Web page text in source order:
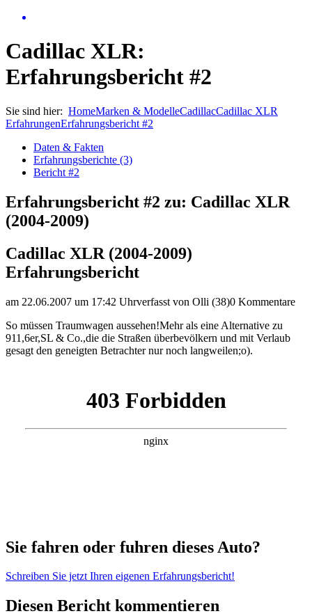
Cadillac XLR:
Erfahrungsbericht #2
Sie sind hier: HomeMarken & ModelleCadillacCadillac XLR
ErfahrungenErfahrungsbericht #2
Daten & Fakten
Erfahrungsberichte (3)
Bericht #2
Erfahrungsbericht #2 zu: Cadillac XLR
(2004-2009)
Cadillac XLR (2004-2009)
Erfahrungsbericht
am 22.06.2007 um 17:42 Uhrverfasst von Olli (38)0 Kommentare
So müssen Traumwagen aussehen!Mehr als eine Alternative zu
911,6er,SL & Co.,die die Straßen überbevölkern und mit Verlaub
gesagt den geneigten Betrachter nur noch langweilen;o).
Sie fahren oder fuhren dieses Auto?
Schreiben Sie jetzt Ihren eigenen Erfahrungsbericht!
Diesen Bericht kommentieren